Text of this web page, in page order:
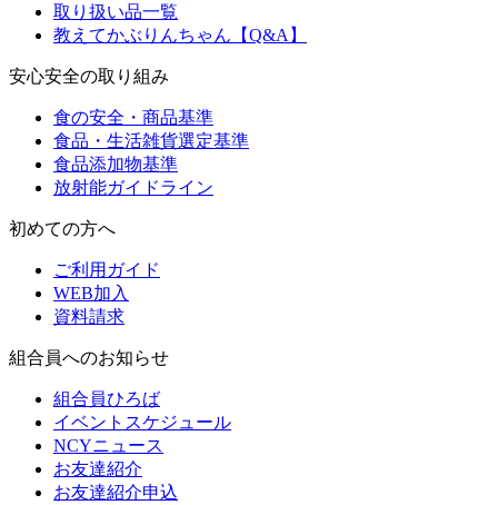
取り扱い品一覧
教えてかぶりんちゃん【Q&A】
安心安全の取り組み
食の安全・商品基準
食品・生活雑貨選定基準
食品添加物基準
放射能ガイドライン
初めての方へ
ご利用ガイド
WEB加入
資料請求
組合員へのお知らせ
組合員ひろば
イベントスケジュール
NCYニュース
お友達紹介
お友達紹介申込